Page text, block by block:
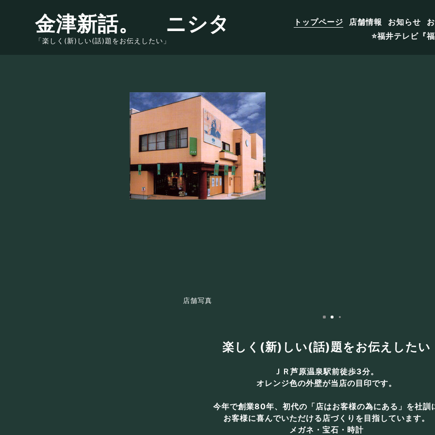
金津新話。 ニシタ
「楽しく(新)しい(話)題をお伝えしたい」
トップページ 店舗情報 お知らせ
⭐️福井テレビ『
楽しく(新)しい(話)題をお伝えしたい
ＪＲ芦原温泉駅前徒歩3分。
オレンジ色の外壁が当店の目印です。
今年で創業80年、初代の「店はお客様の為にある」を社訓
お客様に喜んでいただける店づくりを目指しています。
メガネ・宝石・時計